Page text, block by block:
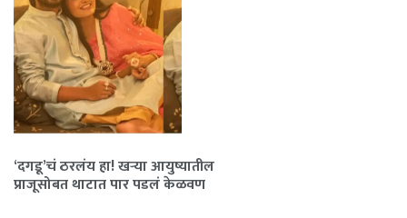
‘दगडू’चं ठरलंय हा! खऱ्या आयुष्यातील
प्राजूसोबत थाटात पार पडलं केळवण